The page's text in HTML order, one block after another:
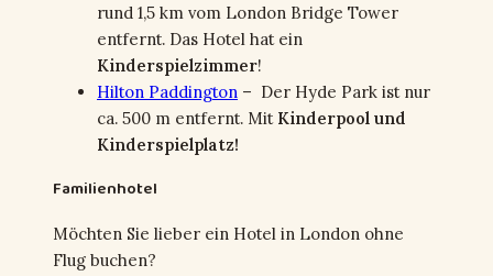
rund 1,5 km vom London Bridge Tower
entfernt. Das Hotel hat ein
Kinderspielzimmer!
Hilton Paddington – Der Hyde Park ist nur
ca. 500 m entfernt. Mit Kinderpool und
Kinderspielplatz!
Familienhotel
Möchten Sie lieber ein Hotel in London ohne
Flug buchen?